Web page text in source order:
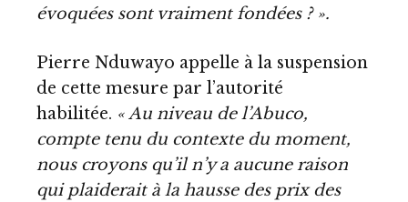
évoquées sont vraiment fondées ? ».
Pierre Nduwayo appelle à la suspension
de cette mesure par l’autorité
habilitée. « Au niveau de l’Abuco,
compte tenu du contexte du moment,
nous croyons qu’il n’y a aucune raison
qui plaiderait à la hausse des prix des